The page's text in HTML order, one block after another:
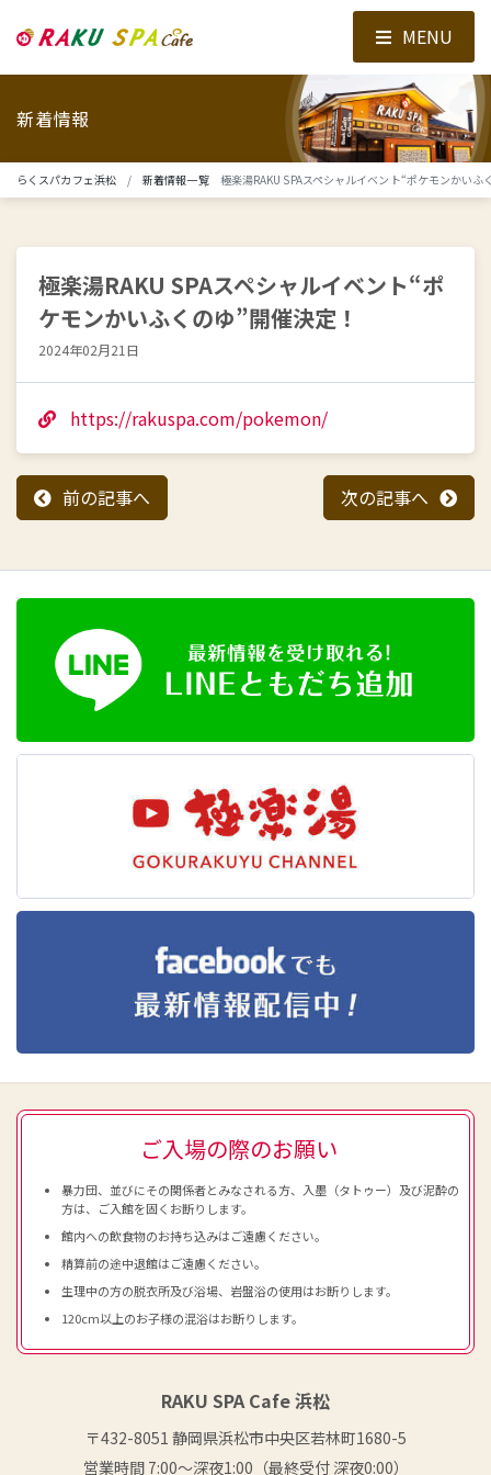
新着情報
らくスパカフェ浜松 新着情報一覧 極楽湯RAKU SPAスペシャルイベント“ポケモンかいふ
極楽湯RAKU SPAスペシャルイベント“ポ
ケモンかいふくのゆ”開催決定！
2024年02月21日
https://rakuspa.com/pokemon/
前の記事へ 次の記事へ
ご入場の際のお願い
暴力団、並びにその関係者とみなされる方、入墨（タトゥー）及び泥酔の
方は、ご入館を固くお断りします。
館内への飲食物のお持ち込みはご遠慮ください。
精算前の途中退館はご遠慮ください。
生理中の方の脱衣所及び浴場、岩盤浴の使用はお断りします。
120cm以上のお子様の混浴はお断りします。
RAKU SPA Cafe 浜松
〒432-8051 静岡県浜松市中央区若林町1680-5
営業時間 7:00〜深夜1:00（最終受付 深夜0:00）
MENU